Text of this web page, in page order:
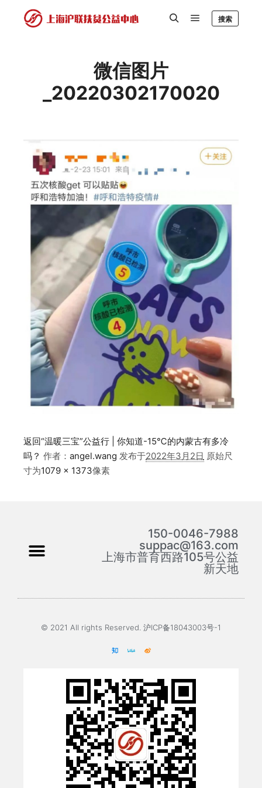
搜索
微信图片
_20220302170020
返回“温暖三宝”公益行 | 你知道-15℃的内蒙古有多冷
吗？ 作者： angel.wang 发布于2022年3月2日 原始尺
寸为1079 × 1373像素
150-0046-7988
suppac@163.com
上海市普育西路105号公益
新天地
© 2021 All rights Reserved. 沪ICP备18043003号-1